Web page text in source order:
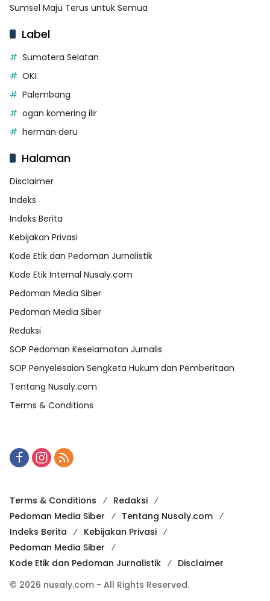
Sumsel Maju Terus untuk Semua
Label
Sumatera Selatan
OKI
Palembang
ogan komering ilir
herman deru
Halaman
Disclaimer
Indeks
Indeks Berita
Kebijakan Privasi
Kode Etik dan Pedoman Jurnalistik
Kode Etik Internal Nusaly.com
Pedoman Media Siber
Pedoman Media Siber
Redaksi
SOP Pedoman Keselamatan Jurnalis
SOP Penyelesaian Sengketa Hukum dan Pemberitaan
Tentang Nusaly.com
Terms & Conditions
Terms & Conditions
Redaksi
Pedoman Media Siber
Tentang Nusaly.com
Indeks Berita
Kebijakan Privasi
Pedoman Media Siber
Kode Etik dan Pedoman Jurnalistik
Disclaimer
© 2026 nusaly.com - All Rights Reserved.